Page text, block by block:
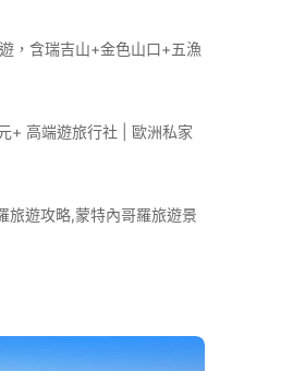
，含瑞吉山+金色山口+五漁
+ 高端遊旅行社 | 歐洲私家
旅遊攻略,蒙特內哥羅旅遊景